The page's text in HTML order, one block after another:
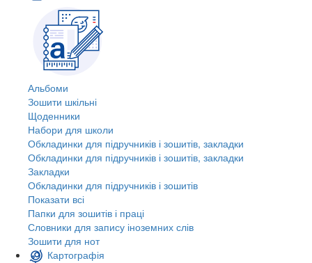
Альбоми
Зошити шкільні
Щоденники
Набори для школи
Обкладинки для підручників і зошитів, закладки
Обкладинки для підручників і зошитів, закладки
Закладки
Обкладинки для підручників і зошитів
Показати всі
Папки для зошитів і праці
Словники для запису іноземних слів
Зошити для нот
Картографія